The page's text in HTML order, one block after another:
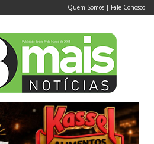
Quem Somos | Fale Conosco